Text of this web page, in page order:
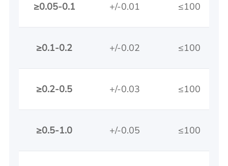
≥0.05-0.1 +/-0.01 ≤100
≥0.1-0.2 +/-0.02 ≤100
≥0.2-0.5 +/-0.03 ≤100
≥0.5-1.0 +/-0.05 ≤100